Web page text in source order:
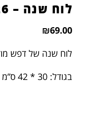
לוח שנה – 2026 Depeche Mode
₪69.00
לוח שנה של דפש
בגודל: 30 * 42 ס”מ